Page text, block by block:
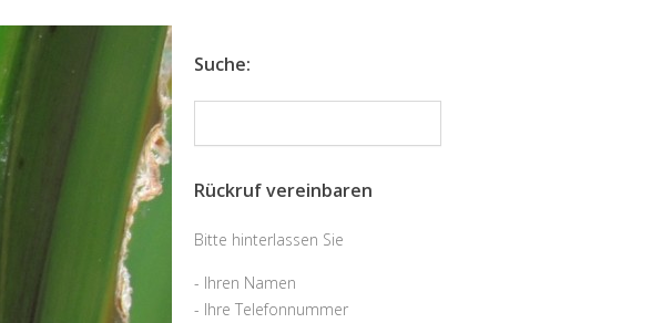
Suche:
Rückruf vereinbaren
Bitte hinterlassen Sie
- Ihren Namen
- Ihre Telefonnummer